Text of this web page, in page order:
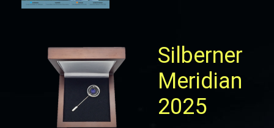
Silberner
Meridian
2025